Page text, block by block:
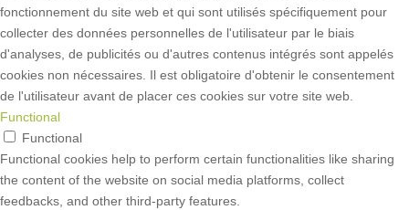
fonctionnement du site web et qui sont utilisés spécifiquement pour
collecter des données personnelles de l'utilisateur par le biais
d'analyses, de publicités ou d'autres contenus intégrés sont appelés
cookies non nécessaires. Il est obligatoire d'obtenir le consentement
de l'utilisateur avant de placer ces cookies sur votre site web.
Functional
Functional
Functional cookies help to perform certain functionalities like sharing
the content of the website on social media platforms, collect
feedbacks, and other third-party features.